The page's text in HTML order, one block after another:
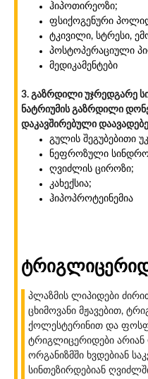
ჰიპოთირეოზი;
ფსიქოგენური
ტკივილი, სტრესი,
პოსტოპერაციული
მედიკამენტები
3. გაზრდილი უჯრედგარე
ნატრიუმის გაზრდილი
დაკავშირებული
გულის შეგუბებითი
ნეფროზული
ღვიძლის ციროზი;
კახექსია;
ჰიპოპროტეინემია
პლაზმის ლიპიდები
ცხიმოვანი მჟავებით,
ქოლესტერინით და
ტრიგლიცერიდები
ორგანიზმში ხვდებიან
სინთეზირდებიან